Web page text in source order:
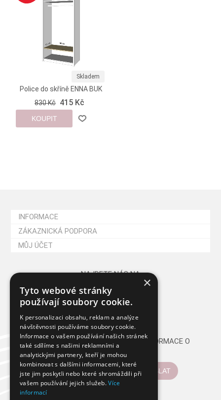
Skladem
Police do skříně ENNA BUK
830 Kč 415 Kč
KOUPIT
INFORMACE
ZÁKAZNICKÁ PODPORA
MŮJ ÚČET
NAJDETE NÁS NA
CHCETE PRAVIDELNĚ DOSTÁVAT INFORMACE O
NOVINKÁCH A AKCÍCH?
ODESLAT
×
Tyto webové stránky
používají soubory cookie.
K personalizaci obsahu, reklam a analýze
návštěvnosti používáme soubory cookie.
Informace o vašem používání našich stránek
také sdílíme s našimi reklamními a
analytickými partnery, kteří je mohou
kombinovat s dalšími informacemi, které
jste jim poskytli nebo které shromáždili při
vašem používání jejich služeb.Více
informací